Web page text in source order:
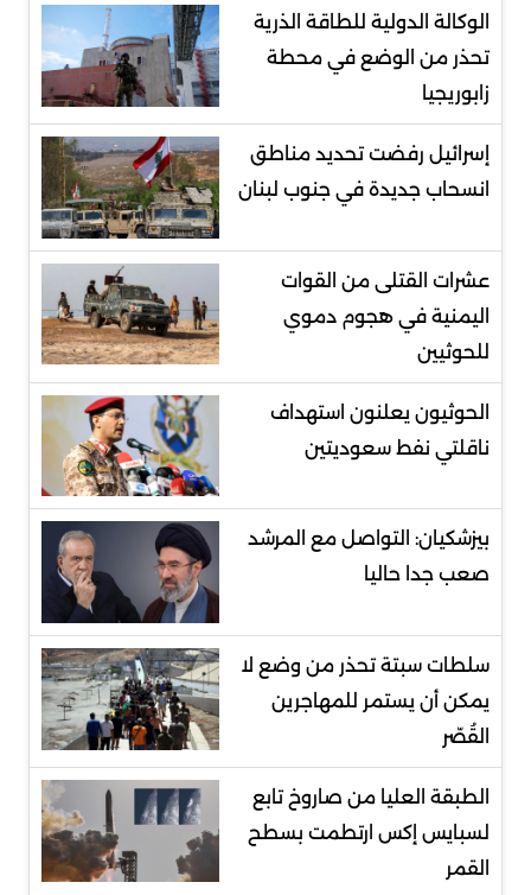
الوكالة الدولية للطاقة الذرية
تحذر من الوضع في محطة
زابوريجيا
إسرائيل رفضت تحديد مناطق
انسحاب جديدة في جنوب لبنان
عشرات القتلى من القوات
اليمنية في هجوم دموي
للحوثيين
الحوثيون يعلنون استهداف
ناقلتي نفط سعوديتين
بيزشكيان: التواصل مع المرشد
صعب جدا حاليا
سلطات سبتة تحذر من وضع لا
يمكن أن يستمر للمهاجرين
القُصّر
الطبقة العليا من صاروخ تابع
لسبايس إكس ارتطمت بسطح
القمر